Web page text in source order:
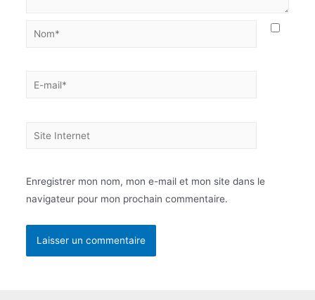
Nom*
E-
Site
Enregistrer mon nom, mon e-mail et mon site dans le
navigateur pour mon prochain commentaire.